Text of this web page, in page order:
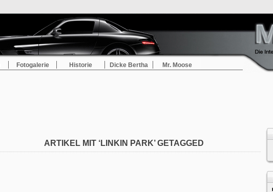
Fotogalerie Historie Dicke Bertha Mr. Moose
ARTIKEL MIT ‘LINKIN PARK’ GETAGGED